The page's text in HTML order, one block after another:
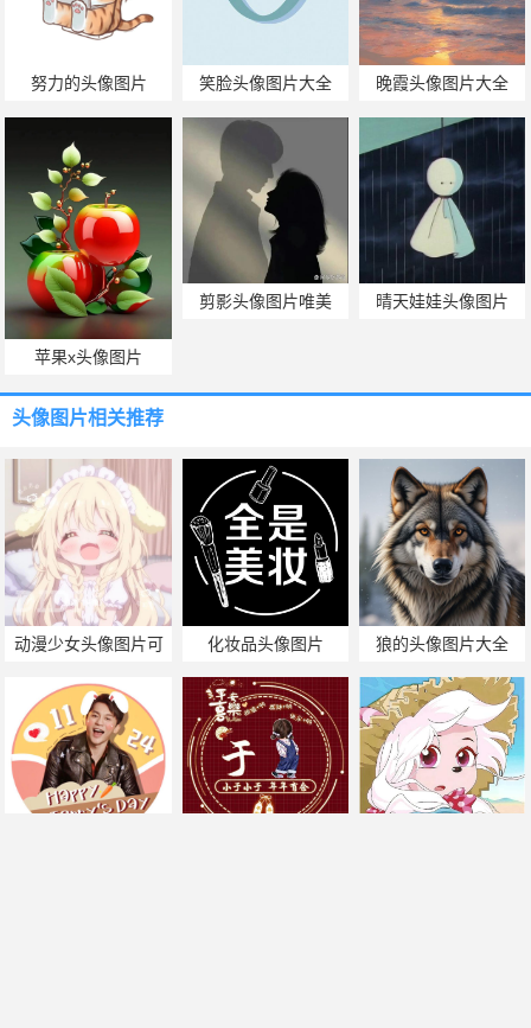
努力的头像图片 笑脸头像图片大全 晚霞头像图片大全
苹果x头像图片
剪影头像图片唯美 晴天娃娃头像图片
头像图片相关推荐
动漫少女头像图片可
爱
化妆品头像图片 狼的头像图片大全